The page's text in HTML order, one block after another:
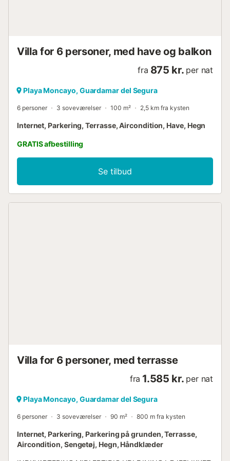
Villa for 6 personer, med have og balkon
fra 875 kr. per nat
Playa Moncayo, Guardamar del Segura
6 personer 3 soveværelser 100 m² 2,5 km fra kysten
Internet, Parkering, Terrasse, Aircondition, Have, Hegn
GRATIS afbestilling
Se tilbud
Villa for 6 personer, med terrasse
fra 1.585 kr. per nat
Playa Moncayo, Guardamar del Segura
6 personer 3 soveværelser 90 m² 800 m fra kysten
Internet, Parkering, Parkering på grunden, Terrasse,
Aircondition, Sengetøj, Hegn, Håndklæder